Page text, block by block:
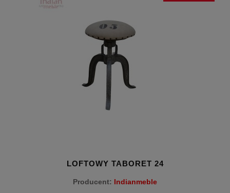
LOFTOWY TABORET 24
Producent: Indianmeble